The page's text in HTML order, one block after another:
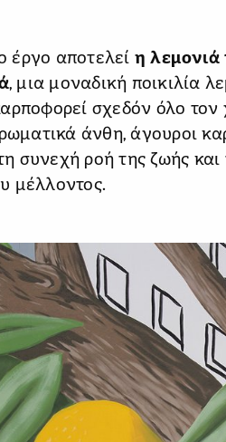
έργο αποτελεί η
, μια μοναδική ποικιλία
σχεδόν όλο
άνθη, άγουροι
συνεχή ροή της ζωής
μέλλοντος.